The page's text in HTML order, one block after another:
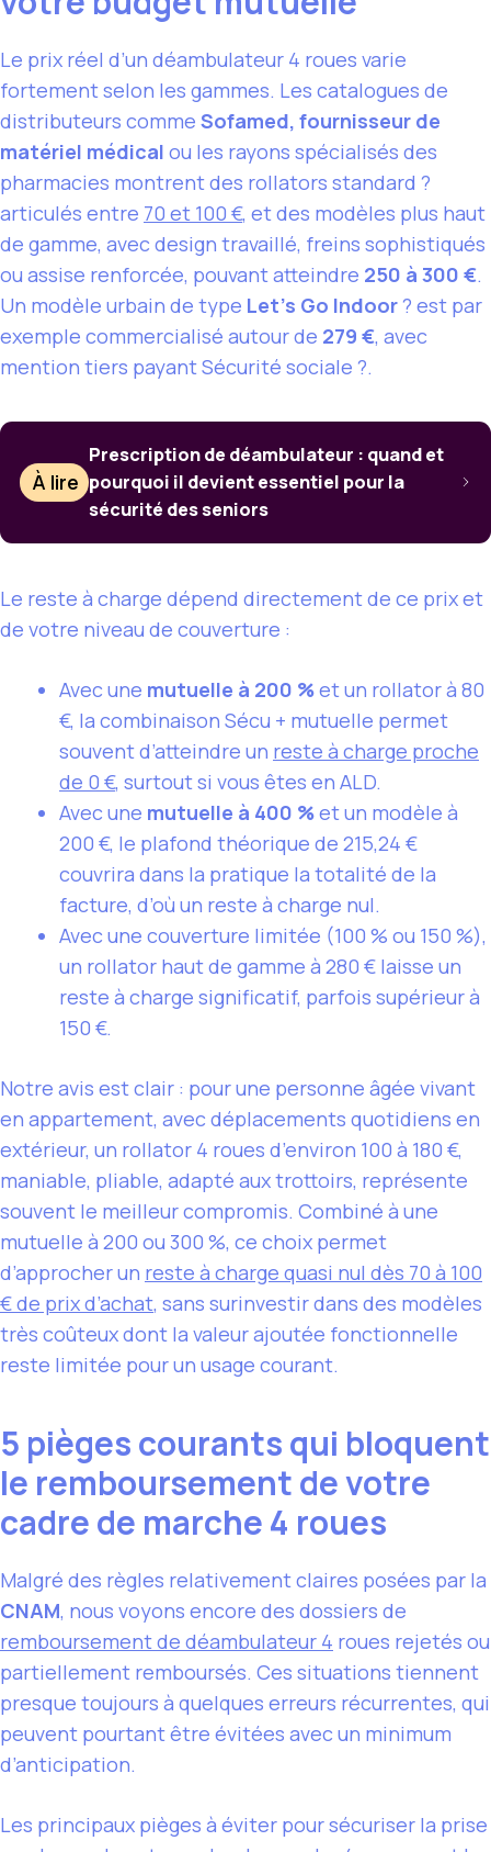
Le prix réel d’un déambulateur 4 roues varie
fortement selon les gammes. Les catalogues de
distributeurs comme Sofamed, fournisseur de
matériel médical ou les rayons spécialisés des
pharmacies montrent des rollators standard ?
articulés entre 70 et 100 €, et des modèles plus haut
de gamme, avec design travaillé, freins sophistiqués
ou assise renforcée, pouvant atteindre 250 à 300 €.
Un modèle urbain de type Let’s Go Indoor ? est par
exemple commercialisé autour de 279 €, avec
mention tiers payant Sécurité sociale ?.
À lire
Prescription de déambulateur : quand et
pourquoi il devient essentiel pour la
sécurité des seniors
Le reste à charge dépend directement de ce prix et
de votre niveau de couverture :
Avec une mutuelle à 200 %et un rollator à 80
€, la combinaison Sécu + mutuelle permet
souvent d’atteindre un reste à charge proche
de 0 €, surtout si vous êtes en ALD.
Avec une mutuelle à 400 %et un modèle à
200 €, le plafond théorique de 215,24 €
couvrira dans la pratique la totalité de la
facture, d’où un reste à charge nul.
Avec une couverture limitée (100 % ou 150 %),
un rollator haut de gamme à 280 € laisse un
reste à charge significatif, parfois supérieur à
150 €.
Notre avis est clair : pour une personne âgée vivant
en appartement, avec déplacements quotidiens en
extérieur, un rollator 4 roues d’environ 100 à 180 €,
maniable, pliable, adapté aux trottoirs, représente
souvent le meilleur compromis. Combiné à une
mutuelle à 200 ou 300 %, ce choix permet
d’approcher un reste à charge quasi nul dès 70 à 100
€ de prix d’achat, sans surinvestir dans des modèles
très coûteux dont la valeur ajoutée fonctionnelle
reste limitée pour un usage courant.
5 pièges courants qui bloquent
le remboursement de votre
cadre de marche 4 roues
Malgré des règles relativement claires posées par la
CNAM, nous voyons encore des dossiers de
remboursement de déambulateur 4 roues rejetés ou
partiellement remboursés. Ces situations tiennent
presque toujours à quelques erreurs récurrentes, qui
peuvent pourtant être évitées avec un minimum
d’anticipation.
Les principaux pièges à éviter pour sécuriser la prise